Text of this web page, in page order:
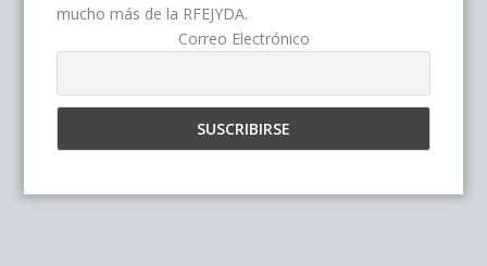
mucho más de la RFEJYDA.
Correo Electrónico